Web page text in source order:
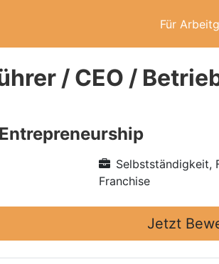
Für
/ CEO /
Selbstständigkeit,
Franchise
Jetzt